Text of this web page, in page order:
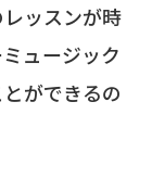
ッスンが時
ュージック
ができるの